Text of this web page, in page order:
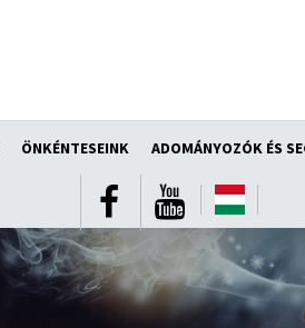
ÖNKÉNTESEINK ADOMÁNYOZÓK ÉS